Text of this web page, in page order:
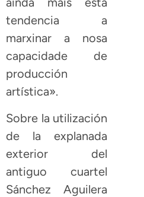
tendencia a
marxinar a nosa
capacidade de
producción
artística».
Sobre la utilización
de la explanada
exterior del
antiguo cuartel
Sánchez Aguilera